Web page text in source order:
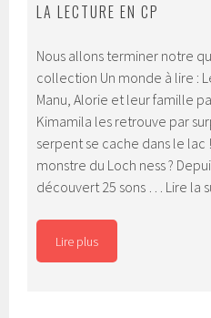
LA LECTURE EN CP
Nous allons terminer notre
collection Un monde à lire :
Manu, Alorie et leur famille
Kimamila les retrouve par
serpent se cache dans le lac
monstre du Loch ness ?
découvert 25 sons … Lire la
Lire plus